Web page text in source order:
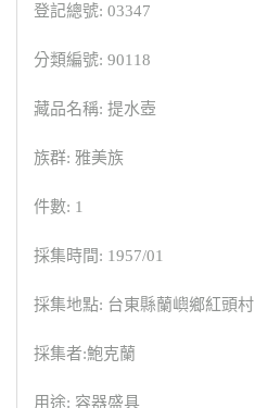
登記總號: 03347
分類編號: 90118
藏品名稱: 提水壺
族群: 雅美族
件數: 1
採集時間: 1957/01
採集地點: 台東縣蘭嶼鄉紅頭村
採集者:鮑克蘭
用途: 容器盛具